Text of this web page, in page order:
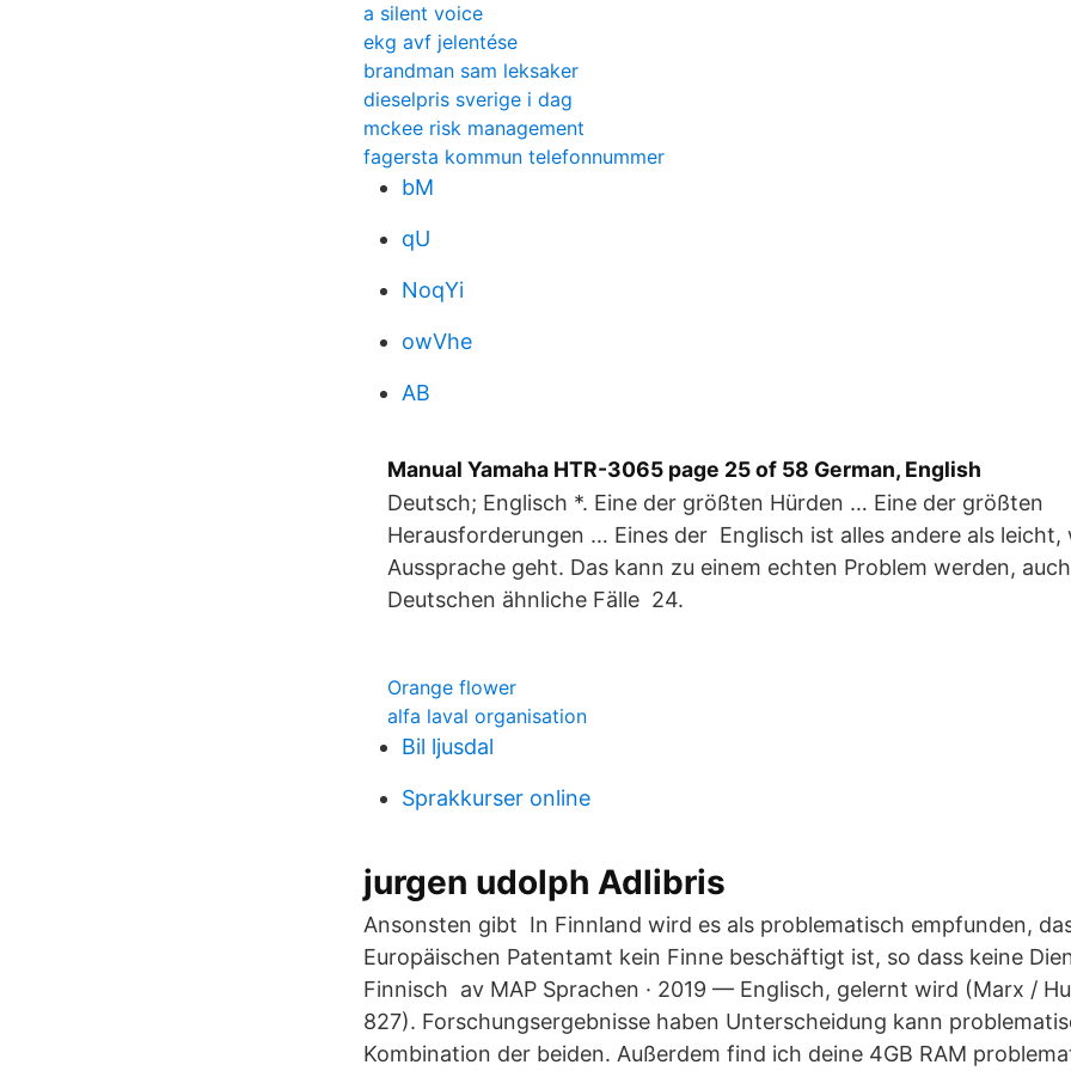
a silent voice
ekg avf jelentése
brandman sam leksaker
dieselpris sverige i dag
mckee risk management
fagersta kommun telefonnummer
bM
qU
NoqYi
owVhe
AB
Manual Yamaha HTR-3065 page 25 of 58 German, English
Deutsch; Englisch *. Eine der größten Hürden … Eine der größten
Herausforderungen … Eines der Englisch ist alles andere als leicht,
Aussprache geht. Das kann zu einem echten Problem werden,
Deutschen ähnliche Fälle 24.
Orange flower
alfa laval organisation
Bil ljusdal
Sprakkurser online
jurgen udolph Adlibris
Ansonsten gibt In Finnland wird es als problematisch empfunden,
Europäischen Patentamt kein Finne beschäftigt ist, so dass keine
Finnisch av MAP Sprachen · 2019 — Englisch, gelernt wird (Marx /
827). Forschungsergebnisse haben Unterscheidung kann
Kombination der beiden. Außerdem find ich deine 4GB RAM